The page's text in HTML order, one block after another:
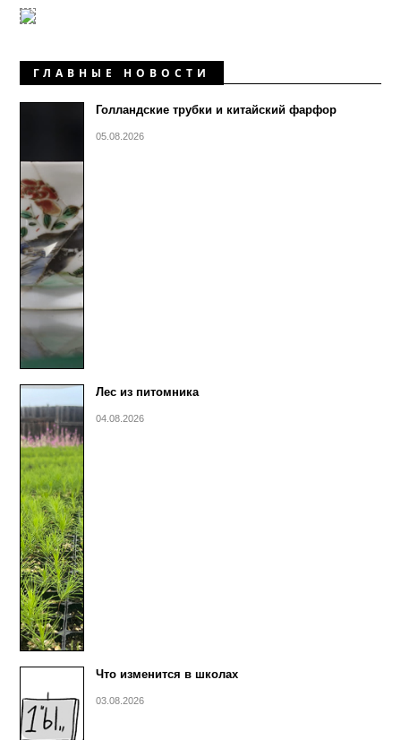
ГЛАВНЫЕ НОВОСТИ
Голландские трубки и китайский фарфор
05.08.2026
Лес из питомника
04.08.2026
Что изменится в школах
03.08.2026